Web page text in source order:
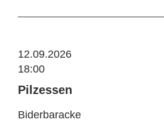
12.09.2026
18:00
Pilzessen
Biderbaracke